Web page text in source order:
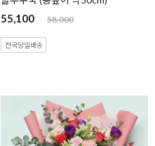
55,100 58,000
전국당일배송